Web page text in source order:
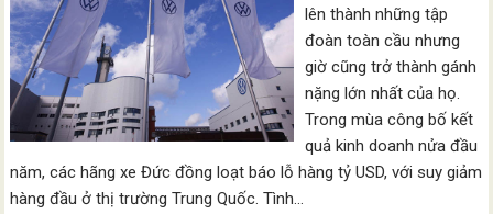
lên thành những tập
đoàn toàn cầu nhưng
giờ cũng trở thành gánh
nặng lớn nhất của họ.
Trong mùa công bố kết
quả kinh doanh nửa đầu
năm, các hãng xe Đức đồng loạt báo lỗ hàng tỷ USD, với suy giảm
hàng đầu ở thị trường Trung Quốc. Tình…